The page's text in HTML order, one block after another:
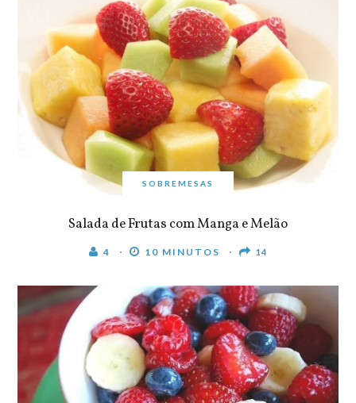
SOBREMESAS
Salada de Frutas com Manga e Melão
4 10 MINUTOS 14